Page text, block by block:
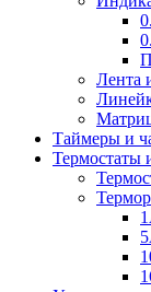
Лента
Таймеры и
Термостаты